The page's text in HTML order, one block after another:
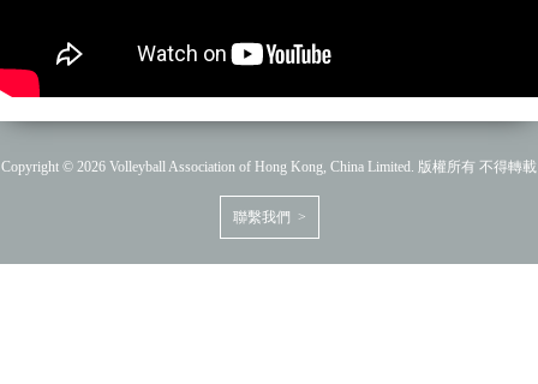
Copyright © 2026 Volleyball Association of Hong Kong, China Limited. 版權所有 不得轉載
聯繫我們 >